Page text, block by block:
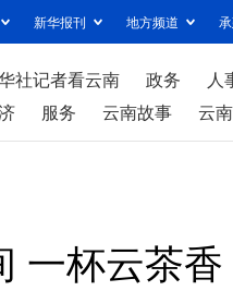
新华报刊 地方频道
社记者看云南 政务 人
服务 云南故事 云
一杯云茶香